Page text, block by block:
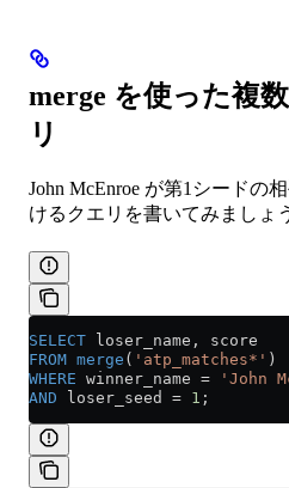
merge を使った複
リ
John McEnroe が第1シードの
けるクエリを書いてみましょ
SELECT loser_name, score
FROM merge ( 'atp_matches*' )
WHERE winner_name = 'John
AND loser_seed = 1 ;